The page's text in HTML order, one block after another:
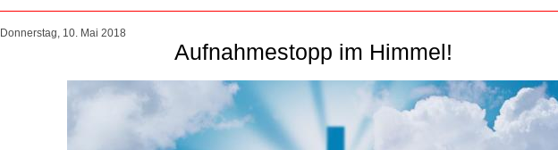
Donnerstag, 10. Mai 2018
Aufnahmestopp im Himmel!